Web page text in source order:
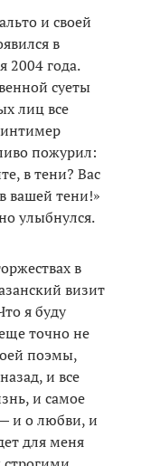
и своей
в
2004 года.
суеты
лиц все
пожурил:
в тени? Вас
вашей тени!»
улыбнулся.
в
визит
я буду
точно не
поэмы,
и все
и самое
и о любви, и
для меня